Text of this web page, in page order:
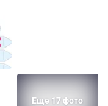
Еще 17 фото